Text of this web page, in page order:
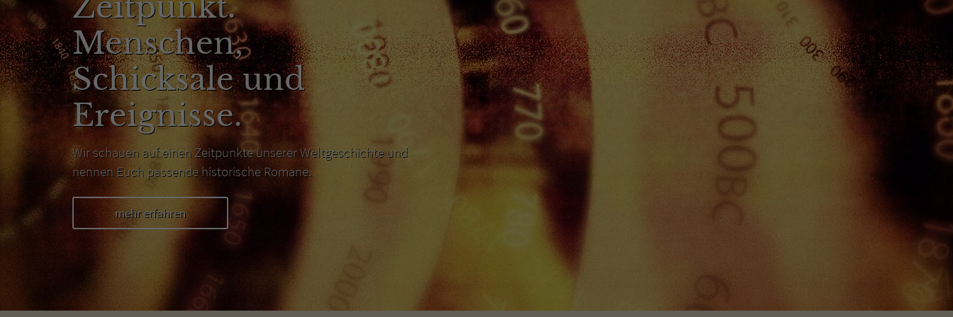
Menschen,
Schicksale und
Ereignisse.
Wir schauen auf einen Zeitpunkte unserer Weltgeschichte und
nennen Euch passende historische Romane.
mehr erfahren